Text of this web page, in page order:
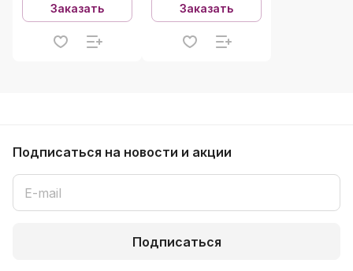
Заказать
46TRK60Заказать
Подписаться на новости и акции
Подписаться